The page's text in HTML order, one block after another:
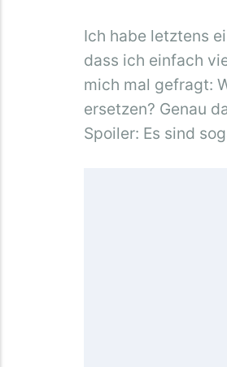
Ich habe letztens
dass ich einfach
mich mal gefragt:
ersetzen? Genau
Spoiler: Es sind